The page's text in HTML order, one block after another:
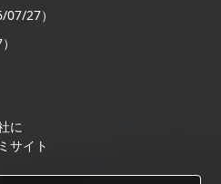
27）
に
サイト